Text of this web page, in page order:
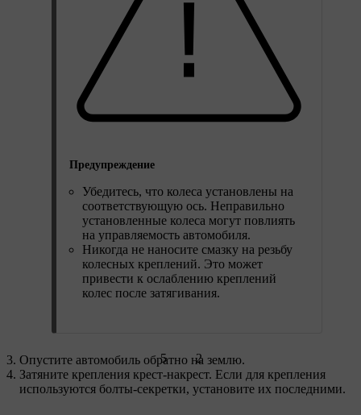
Предупреждение
Убедитесь, что колеса установлены на
соответствующую ось. Неправильно
установленные колеса могут повлиять
на управляемость автомобиля.
Никогда не наносите смазку на резьбу
колесных креплений. Это может
привести к ослаблению креплений
колес после затягивания.
Опустите автомобиль обратно на землю.
Затяните крепления крест-накрест. Если для крепления
используются болты-секретки, установите их последними.
2
5